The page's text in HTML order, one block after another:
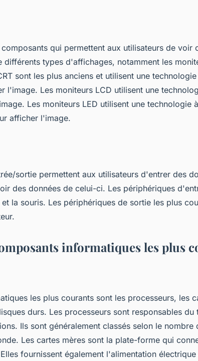
qui permettent aux utilisateurs de voir
différents types d'affichages, notamment les
sont les plus anciens et utilisent une
l'image. Les moniteurs LCD utilisent une
Les moniteurs LED utilisent une technologie
afficher l'image.
sortie permettent aux utilisateurs d'entrer des
des données de celui-ci. Les périphériques
la souris. Les périphériques de sortie les plus
informatiques les plus
les plus courants sont les processeurs, les
durs. Les processeurs sont responsables du
Ils sont généralement classés selon le nombre
Les cartes mères sont la plate-forme qui
fournissent également l'alimentation